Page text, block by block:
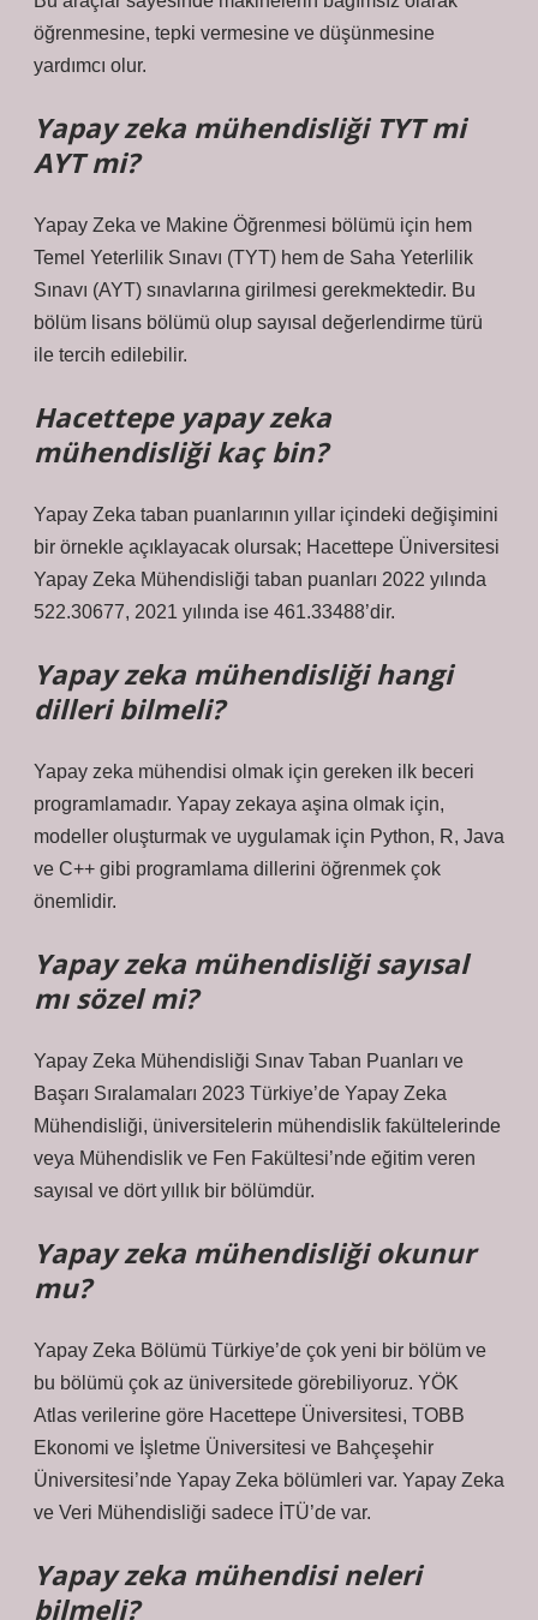
öğrenmesine, tepki vermesine ve düşünmesine
yardımcı olur.
Yapay zeka mühendisliği TYT mi
AYT mi?
Yapay Zeka ve Makine Öğrenmesi bölümü için hem
Temel Yeterlilik Sınavı (TYT) hem de Saha Yeterlilik
Sınavı (AYT) sınavlarına girilmesi gerekmektedir. Bu
bölüm lisans bölümü olup sayısal değerlendirme türü
ile tercih edilebilir.
Hacettepe yapay zeka
mühendisliği kaç bin?
Yapay Zeka taban puanlarının yıllar içindeki değişimini
bir örnekle açıklayacak olursak; Hacettepe Üniversitesi
Yapay Zeka Mühendisliği taban puanları 2022 yılında
522.30677, 2021 yılında ise 461.33488’dir.
Yapay zeka mühendisliği hangi
dilleri bilmeli?
Yapay zeka mühendisi olmak için gereken ilk beceri
programlamadır. Yapay zekaya aşina olmak için,
modeller oluşturmak ve uygulamak için Python, R, Java
ve C++ gibi programlama dillerini öğrenmek çok
önemlidir.
Yapay zeka mühendisliği sayısal
mı sözel mi?
Yapay Zeka Mühendisliği Sınav Taban Puanları ve
Başarı Sıralamaları 2023 Türkiye’de Yapay Zeka
Mühendisliği, üniversitelerin mühendislik fakültelerinde
veya Mühendislik ve Fen Fakültesi’nde eğitim veren
sayısal ve dört yıllık bir bölümdür.
Yapay zeka mühendisliği okunur
mu?
Yapay Zeka Bölümü Türkiye’de çok yeni bir bölüm ve
bu bölümü çok az üniversitede görebiliyoruz. YÖK
Atlas verilerine göre Hacettepe Üniversitesi, TOBB
Ekonomi ve İşletme Üniversitesi ve Bahçeşehir
Üniversitesi’nde Yapay Zeka bölümleri var. Yapay Zeka
ve Veri Mühendisliği sadece İTÜ’de var.
Yapay zeka mühendisi neleri
bilmeli?